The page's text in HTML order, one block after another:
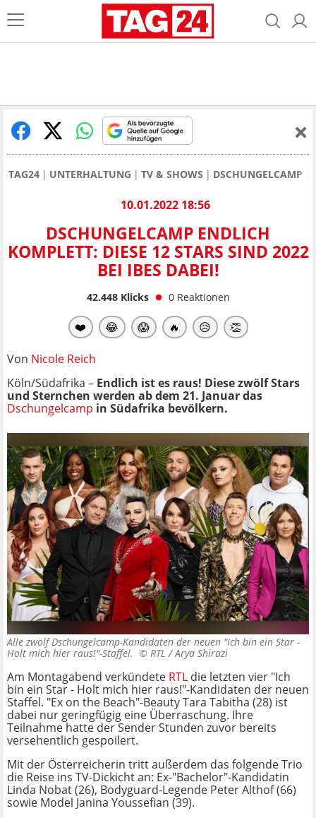
TAG24 UNTERHALTUNG TV & SHOWS DSCHUNGELCAMP
10.01.2022 18:56
DSCHUNGELCAMP ENDLICH
KOMPLETT: DIESE 12 STARS SIND 2022
BEI IBES DABEI!
42.448Klicks 0 Reaktionen
❤️ 😂 😱 🔥 😥 👏
Von Nicole Reich
Köln/Südafrika – Endlich ist es raus! Diese zwölf Stars
und Sternchen werden ab dem 21. Januar das
Dschungelcamp in Südafrika bevölkern.
Alle zwölf Dschungelcamp-Kandidaten der neuen "Ich bin ein Star -
Holt mich hier raus!"-Staffel. © RTL / Arya Shirazi
Am Montagabend verkündete RTL die letzten vier "Ich
bin ein Star - Holt mich hier raus!"-Kandidaten der neuen
Staffel. "Ex on the Beach"-Beauty Tara Tabitha (28) ist
dabei nur geringfügig eine Überraschung. Ihre
Teilnahme hatte der Sender Stunden zuvor bereits
versehentlich gespoilert.
Mit der Österreicherin tritt außerdem das folgende Trio
die Reise ins TV-Dickicht an: Ex-"Bachelor"-Kandidatin
Linda Nobat (26), Bodyguard-Legende Peter Althof (66)
sowie Model Janina Youssefian (39).